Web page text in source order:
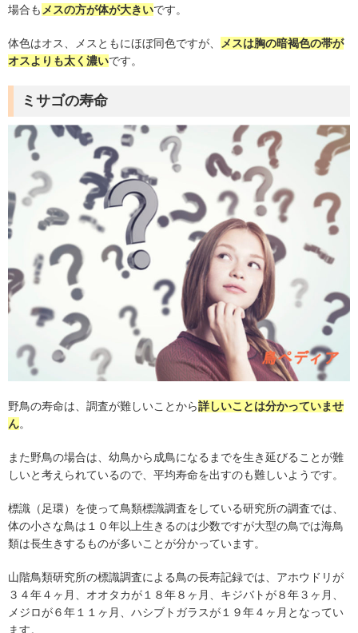
場合もメスの方が体が大きいです。
体色はオス、メスともにほぼ同色ですが、 メスは胸の暗褐色の帯が
オスよりも太く濃いです。
ミサゴの寿命
野鳥の寿命は、調査が難しいことから詳しいことは分かっていませ
ん。
また野鳥の場合は、幼鳥から成鳥になるまでを生き延びることが難
しいと考えられているので、平均寿命を出すのも難しいようです。
標識（足環）を使って鳥類標識調査をしている研究所の調査では、
体の小さな鳥は１０年以上生きるのは少数ですが大型の鳥では海鳥
類は長生きするものが多いことが分かっています。
山階鳥類研究所の標識調査による鳥の長寿記録では、アホウドリが
３４年４ヶ月、オオタカが１８年８ヶ月、キジバトが８年３ヶ月、
メジロが６年１１ヶ月、ハシブトガラスが１９年４ヶ月となってい
ます。